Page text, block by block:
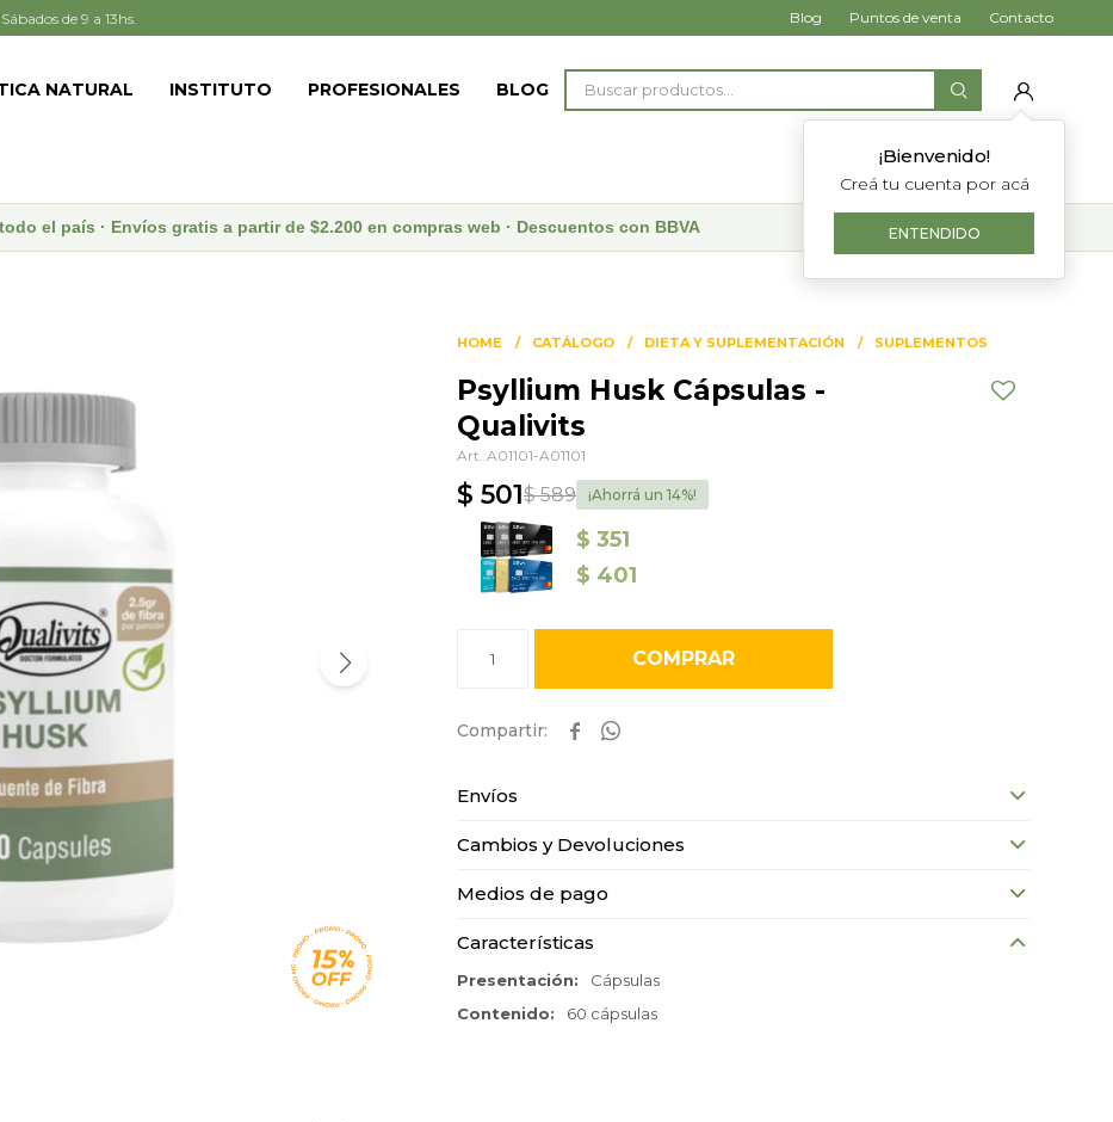
NATURAL INSTITUTO PROFESIONALES BLOG
¡Bienvenido!
Creá tu cuenta por acá
ENTENDIDO
de 9 a 13hs. Blog Puntos de venta Contacto
el país · Envíos gratis a partir de $2.200 en compras web · Descuentos con BBVA
HOME CATÁLOGO DIETA Y SUPLEMENTACIÓN SUPLEMENTOS
Psyllium Husk Cápsulas -
Qualivits
A01101-A01101
$ 501$ 589 14
$ 351
$ 401
1 COMPRAR
 
Envíos
Cambios y Devoluciones
Medios de pago
Características
Presentación
Cápsulas
Contenido
60 cápsulas